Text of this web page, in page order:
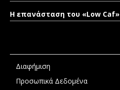
Η επανάσταση του «Low Caf»
Διαφήμιση
Προσωπικά Δεδομένα